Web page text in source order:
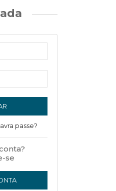
passe?
se